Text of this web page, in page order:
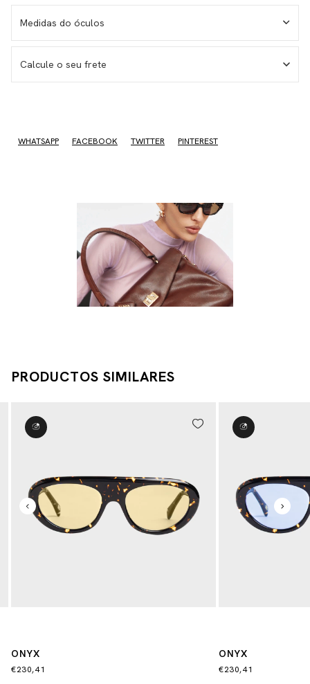
Medidas do óculos
Calcule o seu frete
WHATSAPP
FACEBOOK TWITTER PINTEREST
PRODUCTOS SIMILARES
ONYX
€230,41
ONYX
€230,41